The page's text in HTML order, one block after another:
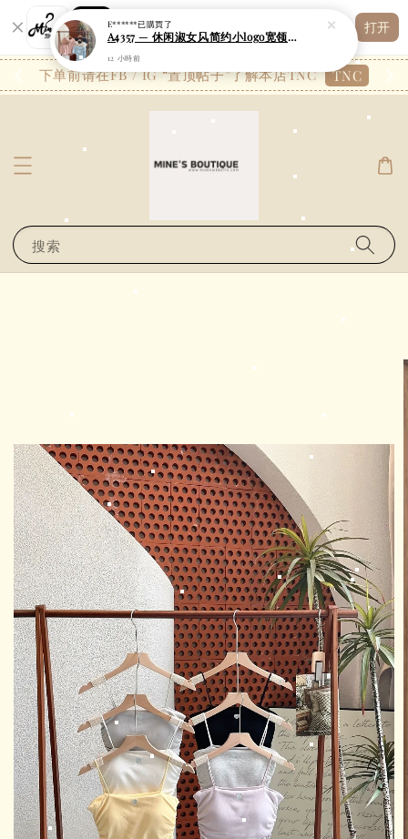
Shopping: 追踪您的订单
您信赖的商店
打开
下单前请在FB / IG “置顶帖子”了解本店TNC TNC
搜索
E******已購買了
A4357 — 休闲淑女风简约小logo宽领斜肩空气棉两件套套装
12 小時前